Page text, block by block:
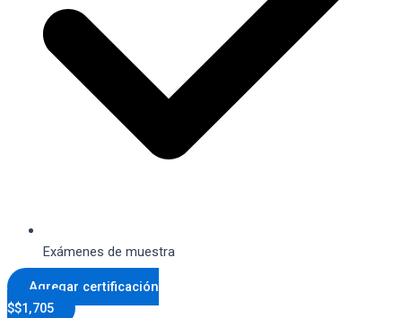
Exámenes de muestra
Agregar certificación
$$1,705